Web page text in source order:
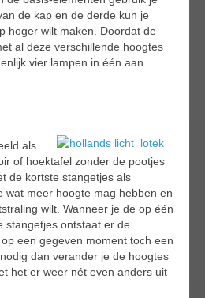
de kap en de derde kun je
hoger wilt maken. Doordat de
al deze verschillende hoogtes
vier lampen in één aan.
als
of hoektafel zonder de pootjes
de kortste stangetjes als
wat meer hoogte mag hebben en
wilt. Wanneer je de op één
stangetjes ontstaat er de
een gegeven moment toch een
dan verander je de hoogtes
het er weer nét even anders uit